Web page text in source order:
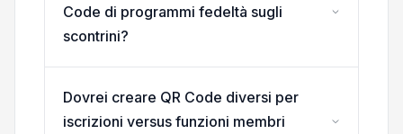
Code di programmi fedeltà sugli
scontrini?
Dovrei creare QR Code diversi per
iscrizioni versus funzioni membri